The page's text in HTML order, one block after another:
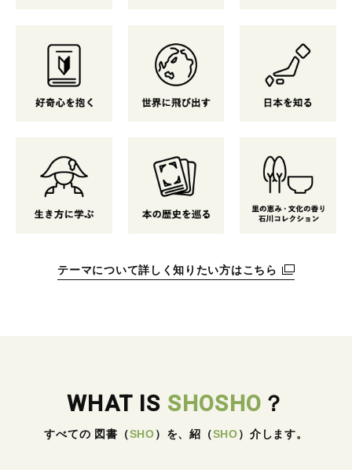
テーマについて詳しく知りたい方はこちら
WHAT IS SHOSHO ？
すべての 図書 （SHO） を、紹 （SHO） 介します。